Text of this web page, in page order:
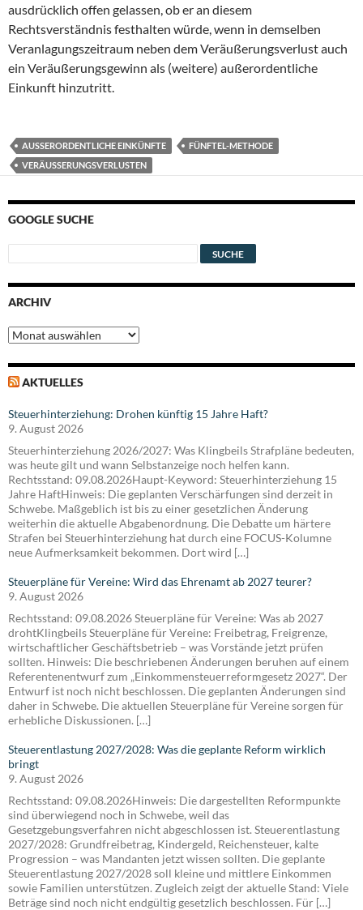
ausdrücklich offen gelassen, ob er an diesem
Rechtsverständnis festhalten würde, wenn in demselben
Veranlagungszeitraum neben dem Veräußerungsverlust auch
ein Veräußerungsgewinn als (weitere) außerordentliche
Einkunft hinzutritt.
AUSSERORDENTLICHE EINKÜNFTE
FÜNFTEL-METHODE
VERÄUSSERUNGSVERLUSTEN
GOOGLE SUCHE
ARCHIV
Archiv
AKTUELLES
Steuerhinterziehung: Drohen künftig 15 Jahre Haft?
9. August 2026
Steuerhinterziehung 2026/2027: Was Klingbeils Strafpläne bedeuten,
was heute gilt und wann Selbstanzeige noch helfen kann.
Rechtsstand: 09.08.2026Haupt-Keyword: Steuerhinterziehung 15
Jahre HaftHinweis: Die geplanten Verschärfungen sind derzeit in
Schwebe. Maßgeblich ist bis zu einer gesetzlichen Änderung
weiterhin die aktuelle Abgabenordnung. Die Debatte um härtere
Strafen bei Steuerhinterziehung hat durch eine FOCUS-Kolumne
neue Aufmerksamkeit bekommen. Dort wird […]
Steuerpläne für Vereine: Wird das Ehrenamt ab 2027 teurer?
9. August 2026
Rechtsstand: 09.08.2026 Steuerpläne für Vereine: Was ab 2027
drohtKlingbeils Steuerpläne für Vereine: Freibetrag, Freigrenze,
wirtschaftlicher Geschäftsbetrieb – was Vorstände jetzt prüfen
sollten. Hinweis: Die beschriebenen Änderungen beruhen auf einem
Referentenentwurf zum „Einkommensteuerreformgesetz 2027“. Der
Entwurf ist noch nicht beschlossen. Die geplanten Änderungen sind
daher in Schwebe. Die aktuellen Steuerpläne für Vereine sorgen für
erhebliche Diskussionen. […]
Steuerentlastung 2027/2028: Was die geplante Reform wirklich
bringt
9. August 2026
Rechtsstand: 09.08.2026Hinweis: Die dargestellten Reformpunkte
sind überwiegend noch in Schwebe, weil das
Gesetzgebungsverfahren nicht abgeschlossen ist. Steuerentlastung
2027/2028: Grundfreibetrag, Kindergeld, Reichensteuer, kalte
Progression – was Mandanten jetzt wissen sollten. Die geplante
Steuerentlastung 2027/2028 soll kleine und mittlere Einkommen
sowie Familien unterstützen. Zugleich zeigt der aktuelle Stand: Viele
Beträge sind noch nicht endgültig gesetzlich beschlossen. Für […]